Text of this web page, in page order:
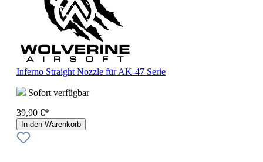
Inferno Straight Nozzle für AK-47 Serie
Sofort verfügbar
39,90 €*
In den Warenkorb